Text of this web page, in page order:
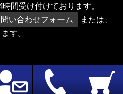
間受け付けております。
い合わせフォーム
または、
す。